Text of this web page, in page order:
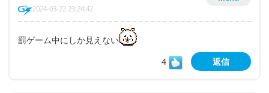
2024-03-22 23:24:42
罰ゲーム中にしか見えない
4
返信